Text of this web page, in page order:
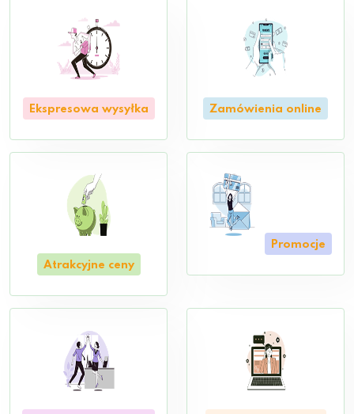
Ekspresowa wysyłka Zamówienia online
Atrakcyjne ceny
Promocje